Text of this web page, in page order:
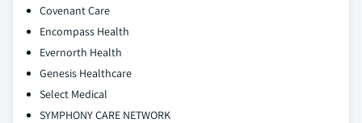
Covenant Care
Encompass Health
Evernorth Health
Genesis Healthcare
Select Medical
SYMPHONY CARE NETWORK